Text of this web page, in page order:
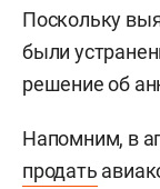
Поскольку
были
решение об
Напомним, в
продать